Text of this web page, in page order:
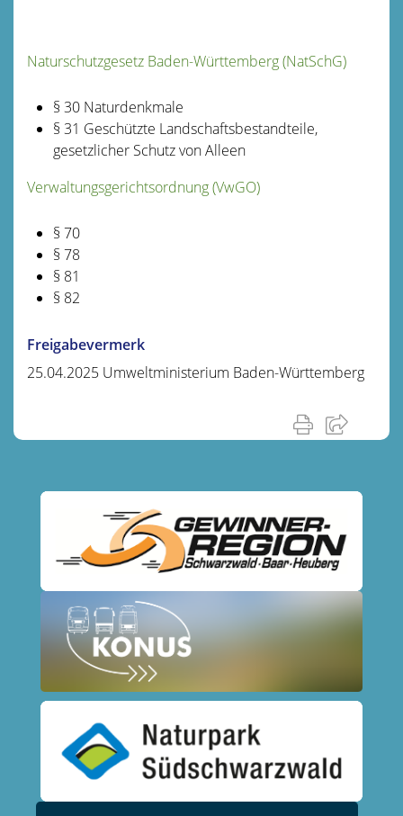
Naturschutzgesetz Baden-Württemberg (NatSchG)
§ 30 Naturdenkmale
§ 31 Geschützte Landschaftsbestandteile,
gesetzlicher Schutz von Alleen
Verwaltungsgerichtsordnung (VwGO)
§ 70
§ 78
§ 81
§ 82
Freigabevermerk
25.04.2025 Umweltministerium Baden-Württemberg